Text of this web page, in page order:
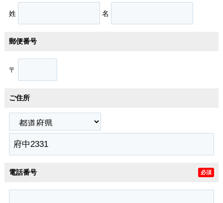
姓 名
郵便番号
〒
ご住所
電話番号 必須